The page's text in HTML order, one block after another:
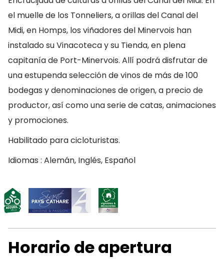
el muelle de los Tonneliers, a orillas del Canal del
Midi, en Homps, los viñadores del Minervois han
instalado su Vinacoteca y su Tienda, en plena
capitanía de Port-Minervois. Allí podrá disfrutar de
una estupenda selección de vinos de más de 100
bodegas y denominaciones de origen, a precio de
productor, así como una serie de catas, animaciones
y promociones.
Habilitado para cicloturistas.
Idiomas : Alemán, Inglés, Español
Horario de apertura